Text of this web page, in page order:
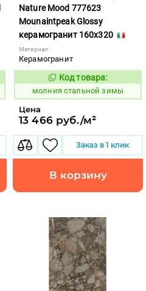
Nature Mood 777623
Mounaintpeak Glossy
керамогранит 160x320
Материал:
Керамогранит
1012032
Код товара:
молния стальной зимы
Цена
13 466 руб./м²
Заказ в 1 клик
В корзину